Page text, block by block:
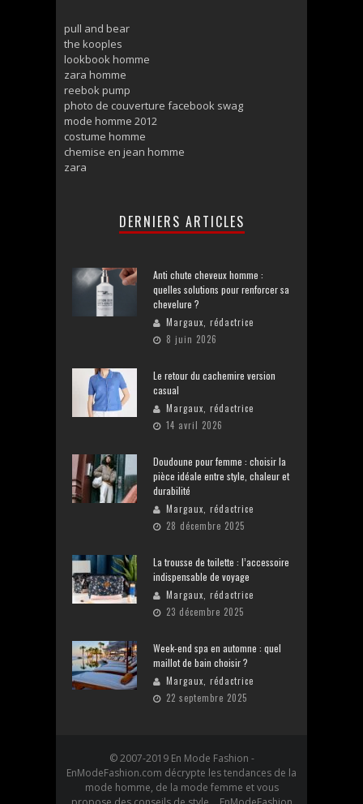
pull and bear
the kooples
lookbook homme
zara homme
reebok pump
photo de couverture facebook swag
mode homme 2012
costume homme
chemise en jean homme
zara
DERNIERS ARTICLES
Anti chute cheveux homme :
quelles solutions pour renforcer sa
chevelure ?
Margaux, rédactrice
8 juin 2026
Le retour du cachemire version
casual
Margaux, rédactrice
14 avril 2026
Doudoune pour femme : choisir la
pièce idéale entre style, chaleur et
durabilité
Margaux, rédactrice
28 décembre 2025
La trousse de toilette : l’accessoire
indispensable de voyage
Margaux, rédactrice
23 décembre 2025
Week-end spa en automne : quel
maillot de bain choisir ?
Margaux, rédactrice
22 septembre 2025
© 2007-2019 En Mode Fashion -
EnModeFashion.com décrypte les tendances de la
mode homme, de la mode femme et vous